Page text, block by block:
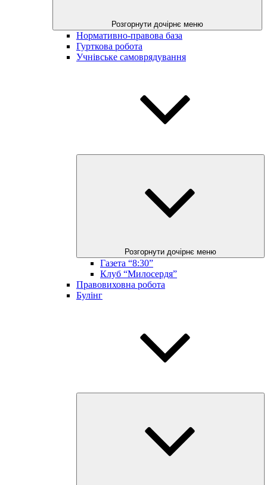
Розгорнути дочірнє меню
Нормативно-правова база
Гурткова робота
Учнівське самоврядування
Розгорнути дочірнє меню
Газета “8:30”
Клуб “Милосердя”
Правовиховна робота
Булінг